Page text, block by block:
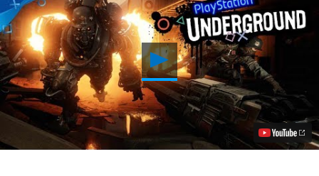
Reproduzir
Testamos
Wolfenstein
II:
The
New
Colossus
Vídeo